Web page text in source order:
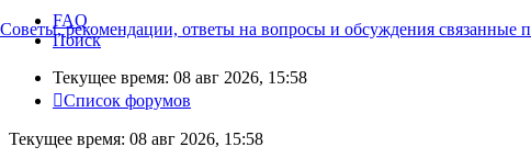
Советы, рекомендации, ответы на вопросы и обсуждения
FAQ
Поиск
Текущее время: 08 авг 2026, 15:58
Список форумов
Текущее время: 08 авг 2026, 15:58